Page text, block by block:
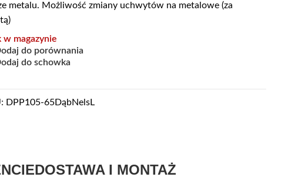
metalu. Możliwość zmiany uchwytów na metalowe (za
w magazynie
do porównania
do schowka
DPP105-65DąbNelsL
DOSTAWA I MONTAŻ